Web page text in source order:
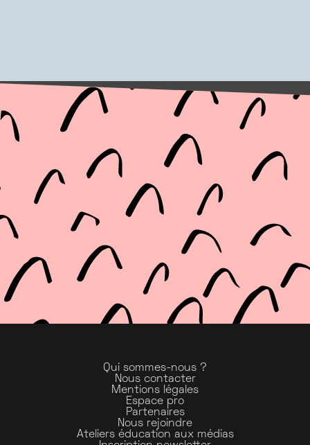
Qui sommes-nous ?
Nous contacter
Mentions légales
Espace pro
Partenaires
Nous rejoindre
Ateliers éducation aux médias